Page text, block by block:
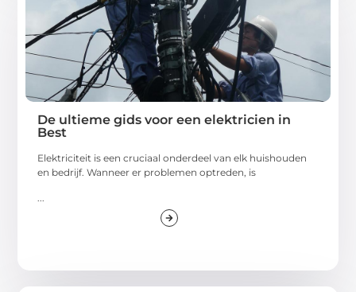
De ultieme gids voor een elektricien in
Best
Elektriciteit is een cruciaal onderdeel van elk huishouden
en bedrijf. Wanneer er problemen optreden, is
...